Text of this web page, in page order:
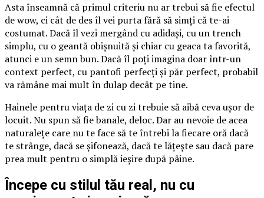
Asta înseamnă că primul criteriu nu ar trebui să fie efectul
de wow, ci cât de des îl vei purta fără să simți că te-ai
costumat. Dacă îl vezi mergând cu adidași, cu un trench
simplu, cu o geantă obișnuită și chiar cu geaca ta favorită,
atunci e un semn bun. Dacă îl poți imagina doar într-un
context perfect, cu pantofi perfecți și păr perfect, probabil
va rămâne mai mult în dulap decât pe tine.
Hainele pentru viața de zi cu zi trebuie să aibă ceva ușor de
locuit. Nu spun să fie banale, deloc. Dar au nevoie de acea
naturalețe care nu te face să te întrebi la fiecare oră dacă
te strânge, dacă se șifonează, dacă te lățește sau dacă pare
prea mult pentru o simplă ieșire după pâine.
Începe cu stilul tău real, nu cu